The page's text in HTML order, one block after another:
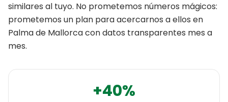
similares al tuyo. No prometemos números mágicos:
prometemos un plan para acercarnos a ellos en
Palma de Mallorcacon datos transparentes mes a
mes.
+40%